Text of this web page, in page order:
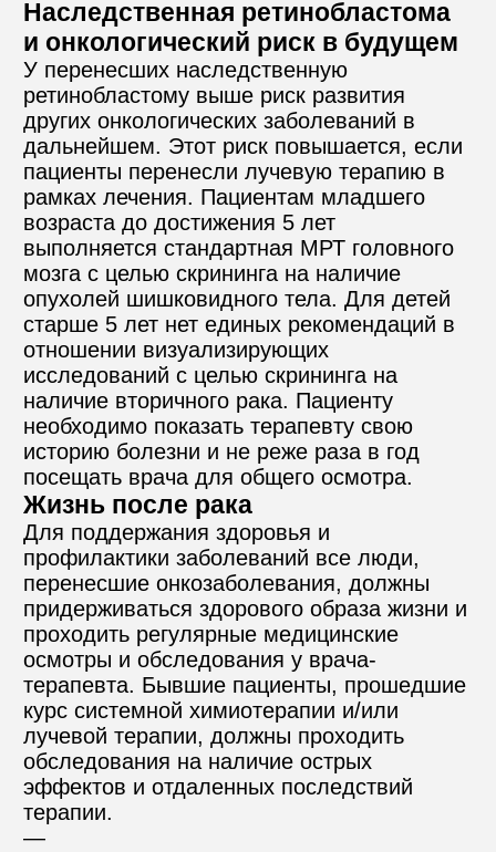
Наследственная ретинобластома
и онкологический риск в будущем
У перенесших наследственную
ретинобластому выше риск развития
других онкологических заболеваний в
дальнейшем. Этот риск повышается, если
пациенты перенесли лучевую терапию в
рамках лечения. Пациентам младшего
возраста до достижения 5 лет
выполняется стандартная МРТ головного
мозга с целью скрининга на наличие
опухолей шишковидного тела. Для детей
старше 5 лет нет единых рекомендаций в
отношении визуализирующих
исследований с целью скрининга на
наличие вторичного рака. Пациенту
необходимо показать терапевту свою
историю болезни и не реже раза в год
посещать врача для общего осмотра.
Жизнь после рака
Для поддержания здоровья и
профилактики заболеваний все люди,
перенесшие онкозаболевания, должны
придерживаться здорового образа жизни и
проходить регулярные медицинские
осмотры и обследования у врача-
терапевта. Бывшие пациенты, прошедшие
курс системной химиотерапии и/или
лучевой терапии, должны проходить
обследования на наличие острых
эффектов и отдаленных последствий
терапии.
—